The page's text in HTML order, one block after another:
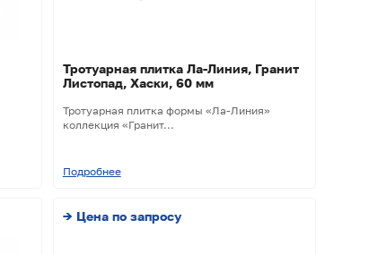
Тротуарная плитка Ла-Линия, Гранит
Листопад, Хаски, 60 мм
Тротуарная плитка формы «Ла-Линия»
коллекция «Гранит...
Подробнее
→ Цена по запросу